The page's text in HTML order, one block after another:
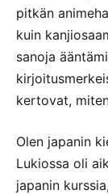
pitkän
kuin
sanoja
kertovat,
Olen japanin
Lukiossa oli
japanin